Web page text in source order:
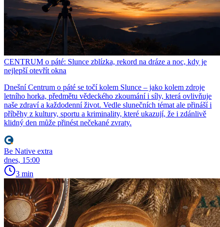
CENTRUM o páté: Slunce zblízka, rekord na dráze a noc, kdy je
nejlepší otevřít okna
Dnešní Centrum o páté se točí kolem Slunce – jako kolem zdroje
letního horka, předmětu vědeckého zkoumání i síly, která ovlivňuje
naše zdraví a každodenní život. Vedle slunečních témat ale přináší i
příběhy z kultury, sportu a kriminality, které ukazují, že i zdánlivě
klidný den může přinést nečekané zvraty.
Be Native extra
dnes, 15:00
3 min